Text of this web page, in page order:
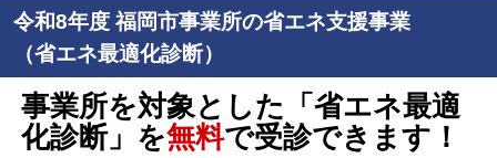
令和8年度 福岡市事業所の省エネ支援事業
（省エネ最適化診断）
事業所を対象とした「省エネ最適
化診断」を無料で受診できます！